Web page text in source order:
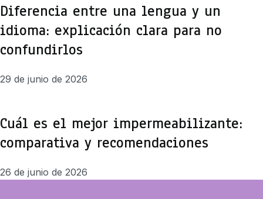
Diferencia entre una lengua y un
idioma: explicación clara para no
confundirlos
29 de junio de 2026
Cuál es el mejor impermeabilizante:
comparativa y recomendaciones
26 de junio de 2026